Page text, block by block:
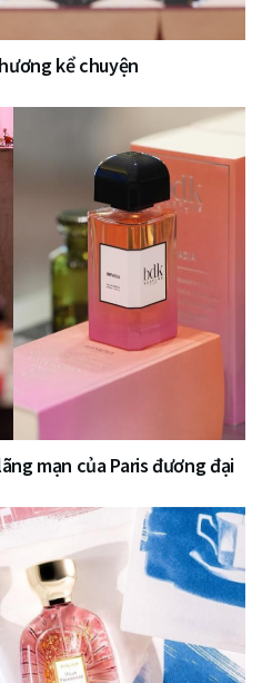
kể chuyện
mạn của Paris đương đại